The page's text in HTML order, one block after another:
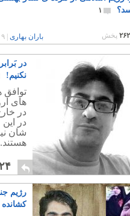
۱
۲۶۲ پخش باران بهاری |۹ سال پیش
در
نکنیم!
توافق
های
در
در
شان
هستند.
رژیم